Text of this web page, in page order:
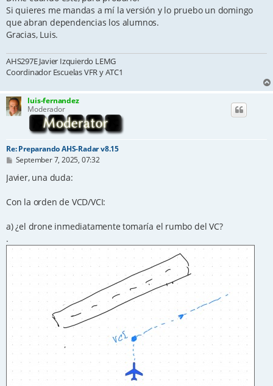
Si quieres me mandas a mí la versión y lo pruebo un domingo
que abran dependencias los alumnos.
Gracias, Luis.
AHS297E Javier Izquierdo LEMG
Coordinador Escuelas VFR y ATC1
luis-fernandez
Moderador
Re: Preparando AHS-Radar v8.15
P
s
September 7, 2025, 07:32
Javier, una duda:
Con la orden de VCD/VCI:
a) ¿el drone inmediatamente tomaría el rumbo del VC?
.